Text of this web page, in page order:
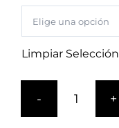
Limpiar Selección
Cojín